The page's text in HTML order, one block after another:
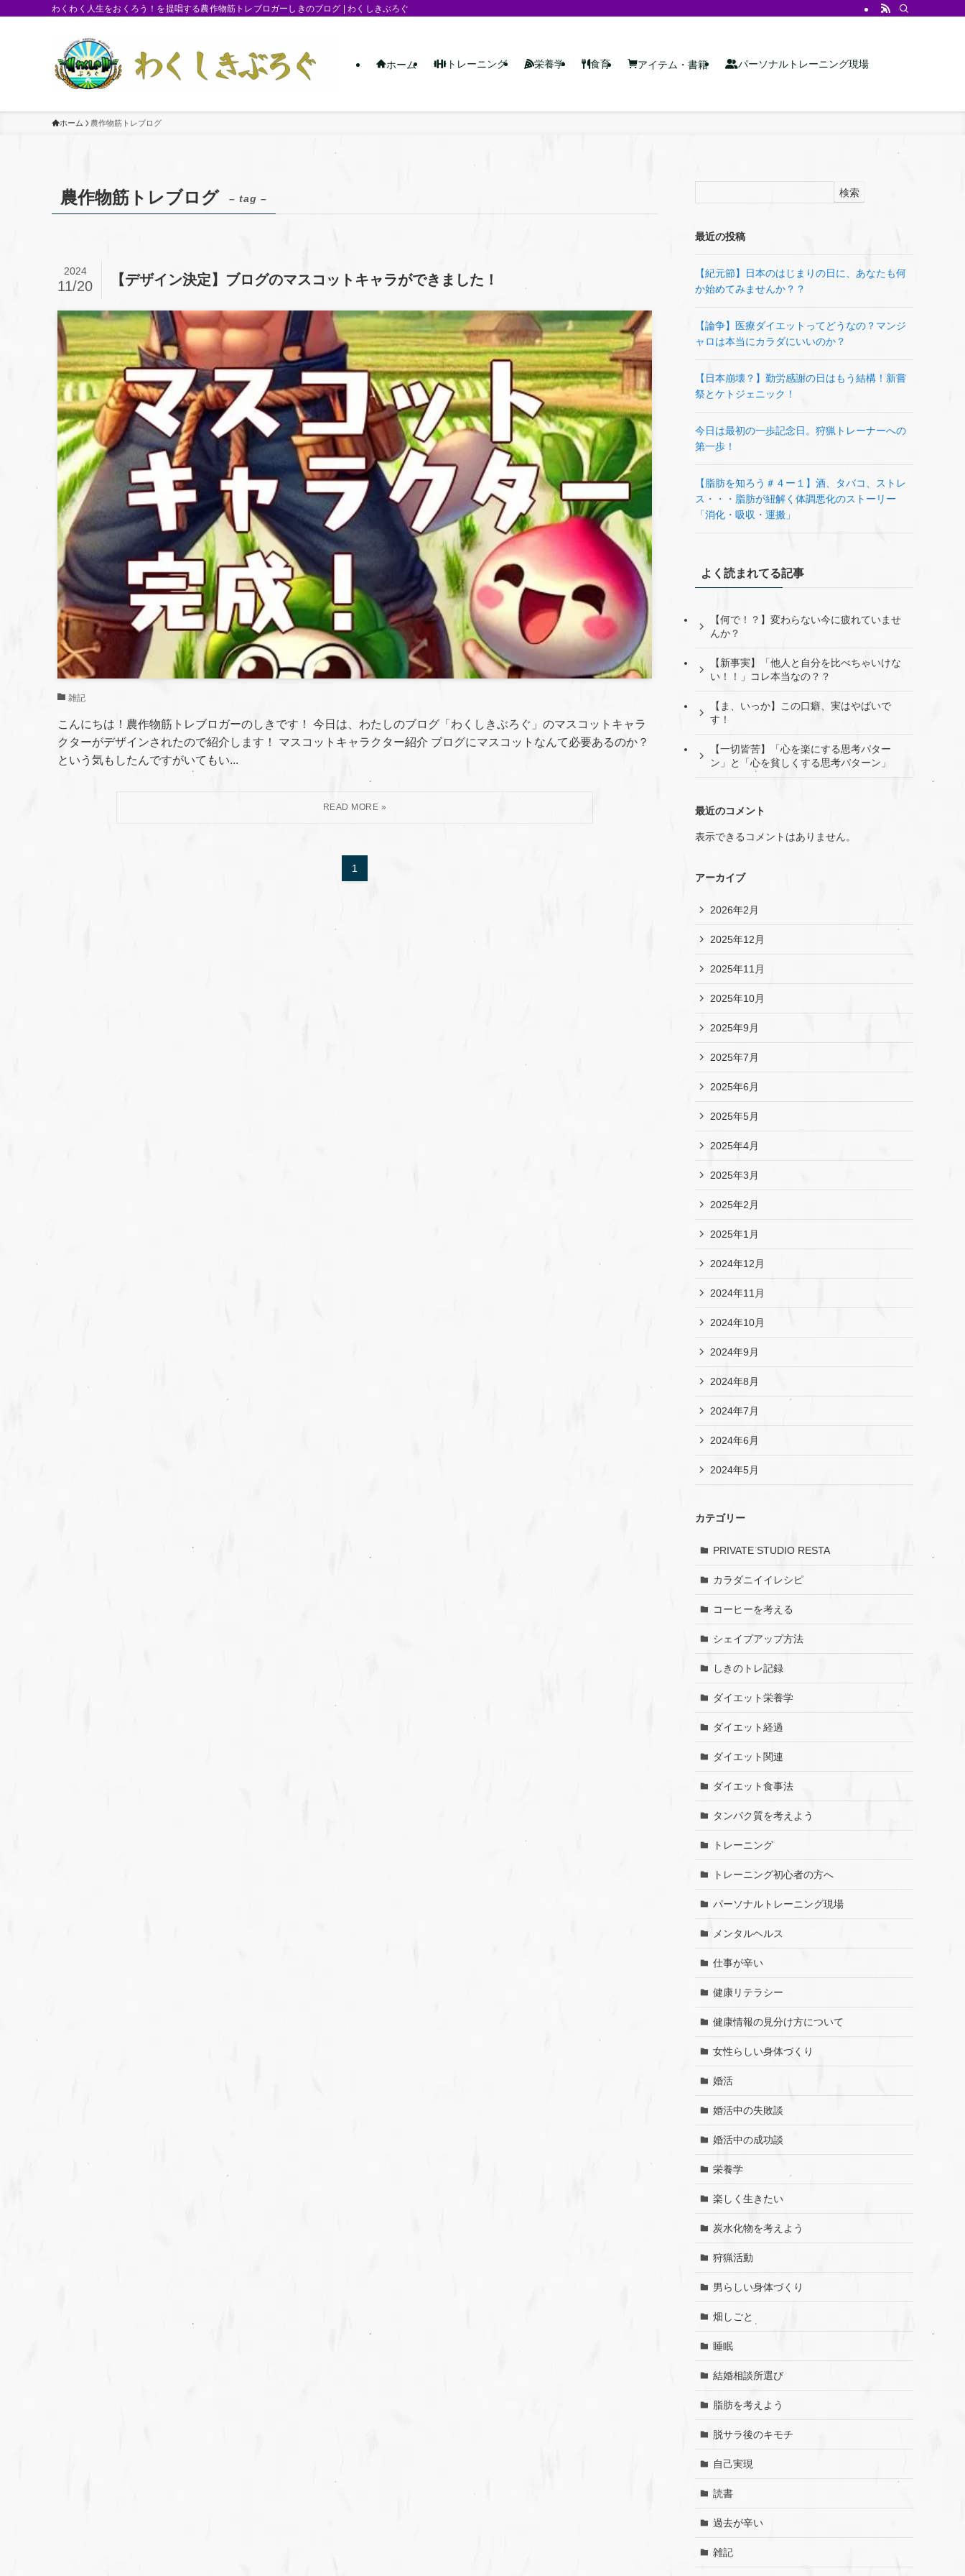
わくわく人生をおくろう！を提唱する農作物筋トレブロガーしきのブログ | わくしきぶろぐ
ホーム トレーニング 栄養学 食育 アイテム・書籍 パーソナルトレーニング現場
ホーム 農作物筋トレブログ
農作物筋トレブログ – tag –
【デザイン決定】ブログのマスコットキャラができました！
2024
11/20
雑記
こんにちは！農作物筋トレブロガーのしきです！ 今日は、わたしのブログ「わくしきぶろぐ」のマスコットキャラ
クターがデザインされたので紹介します！ マスコットキャラクター紹介 ブログにマスコットなんて必要あるのか？
という気もしたんですがいてもい...
1
検索
最近の投稿
【紀元節】日本のはじまりの日に、あなたも何
か始めてみませんか？？
【論争】医療ダイエットってどうなの？マンジ
ャロは本当にカラダにいいのか？
【日本崩壊？】勤労感謝の日はもう結構！新嘗
祭とケトジェニック！
今日は最初の一歩記念日。狩猟トレーナーへの
第一歩！
【脂肪を知ろう＃４ー１】酒、タバコ、ストレ
ス・・・脂肪が紐解く体調悪化のストーリー
「消化・吸収・運搬」
よく読まれてる記事
【何で！？】変わらない今に疲れていませ
んか？
【新事実】「他人と自分を比べちゃいけな
い！！」コレ本当なの？？
【ま、いっか】この口癖、実はやばいで
す！
【一切皆苦】「心を楽にする思考パター
ン」と「心を貧しくする思考パターン」
最近のコメント
表示できるコメントはありません。
アーカイブ
2026年2月
2025年12月
2025年11月
2025年10月
2025年9月
2025年7月
2025年6月
2025年5月
2025年4月
2025年3月
2025年2月
2025年1月
2024年12月
2024年11月
2024年10月
2024年9月
2024年8月
2024年7月
2024年6月
2024年5月
カテゴリー
PRIVATE STUDIO RESTA
カラダニイイレシピ
コーヒーを考える
シェイプアップ方法
しきのトレ記録
ダイエット栄養学
ダイエット経過
ダイエット関連
ダイエット食事法
タンパク質を考えよう
トレーニング
トレーニング初心者の方へ
パーソナルトレーニング現場
メンタルヘルス
仕事が辛い
健康リテラシー
健康情報の見分け方について
女性らしい身体づくり
婚活
婚活中の失敗談
婚活中の成功談
栄養学
楽しく生きたい
炭水化物を考えよう
狩猟活動
男らしい身体づくり
畑しごと
睡眠
結婚相談所選び
脂肪を考えよう
脱サラ後のキモチ
自己実現
読書
過去が辛い
雑記